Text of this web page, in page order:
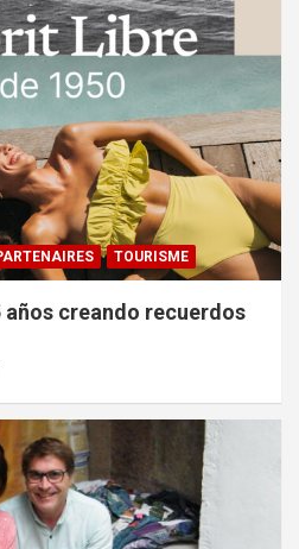
TOURISME
años creando recuerdos